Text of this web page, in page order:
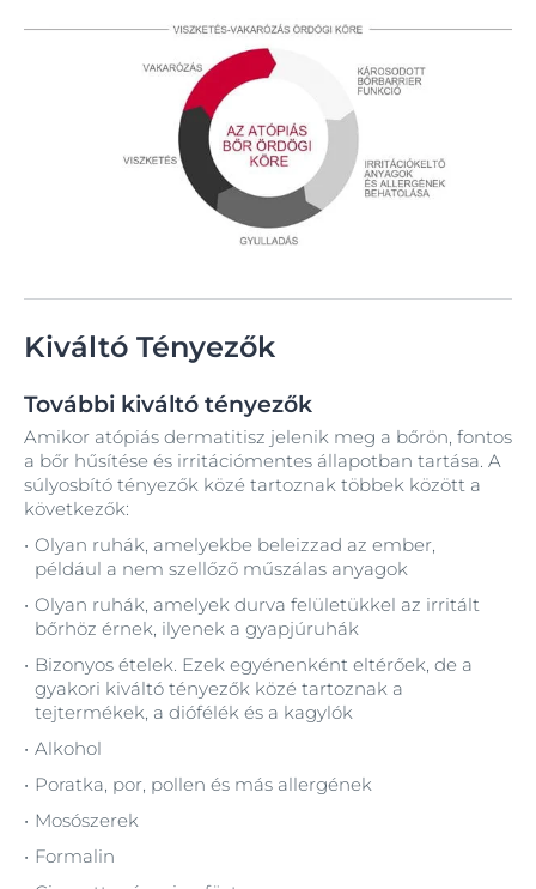
Kiváltó Tényezők
További kiváltó tényezők
Amikor atópiás dermatitisz jelenik meg a bőrön, fontos
a bőr hűsítése és irritációmentes állapotban tartása. A
súlyosbító tényezők közé tartoznak többek között a
következők:
Olyan ruhák, amelyekbe beleizzad az ember,
például a nem szellőző műszálas anyagok
Olyan ruhák, amelyek durva felületükkel az irritált
bőrhöz érnek, ilyenek a gyapjúruhák
Bizonyos ételek. Ezek egyénenként eltérőek, de a
gyakori kiváltó tényezők közé tartoznak a
tejtermékek, a diófélék és a kagylók
Alkohol
Poratka, por, pollen és más allergének
Mosószerek
Formalin